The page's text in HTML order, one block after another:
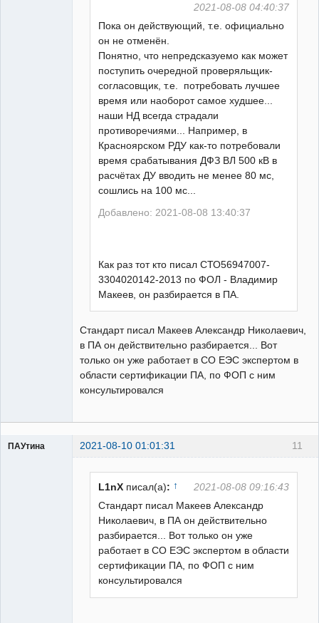
2021-08-08 04:40:37
Пока он действующий, т.е. официально
он не отменён.
Понятно, что непредсказуемо как может
поступить очередной проверяльщик-
согласовщик, т.е. потребовать лучшее
время или наоборот самое худшее...
наши НД всегда страдали
противоречиями... Например, в
Красноярском РДУ как-то потребовали
время срабатывания ДФЗ ВЛ 500 кВ в
расчётах ДУ вводить не менее 80 мс,
сошлись на 100 мс...
Добавлено: 2021-08-08 13:40:37
Как раз тот кто писал СТО56947007-
3304020142-2013 по ФОЛ - Владимир
Макеев, он разбирается в ПА.
Стандарт писал Макеев Александр Николаевич,
в ПА он действительно разбирается... Вот
только он уже работает в СО ЕЭС экспертом в
области сертификации ПА, по ФОП с ним
консультировался
11
ПАУтина 2021-08-10 01:01:31
L1nX писал(а): ↑
2021-08-08 09:16:43
Стандарт писал Макеев Александр
Николаевич, в ПА он действительно
разбирается... Вот только он уже
работает в СО ЕЭС экспертом в области
сертификации ПА, по ФОП с ним
консультировался